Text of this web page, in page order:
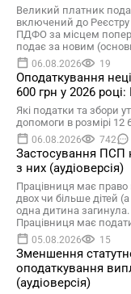
Великий платник
включений до Реєстру
ПДФО за місцем
подає за новим
06.08.2026 19
Оподаткування
600 грн у 2026
Які податки та збори
допомоги в розмірі 12
06.08.2026 742
Застосування ПСП
з них (аудіоверсія)
Працівниця має
двох чи більше дітей
одна дитина
Працівниця має
05.08.2026 15
Зменшення
оподаткування
(аудіоверсія)